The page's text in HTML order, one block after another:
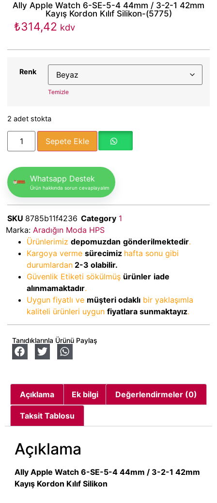
Ally Apple Watch 6-SE-5-4 44mm / 3-2-1 42mm
Kayış Kordon Kılıf Silikon-(5775)
₺314,42 kdv
Renk
Temizle
2 adet stokta
Sepete Ekle
Whatsapp Destek
Ürün hakkında sorun cevaplayalım
SKU 8785b11f4236 Category 1
Marka: Aradığın Moda HPS
Ürünlerimiz depomuzdan gönderilmektedir.
Kargoya verme sürecimiz hafta sonu gibi
durumlardan 2-3 olabilir.
Güvenlik Etiketi sökülmüş ürünler iade
alınmamaktadır.
Uygun fiyatlı ve müşteri odaklı bir yaklaşımla
kaliteli ürünleri uygun fiyatlara sunmaktayız.
Tanıdıklarınla Ürünü Paylaş
Açıklama Ek bilgi Değerlendirmeler (0)
Taksit Tablosu
Açıklama
Ally Apple Watch 6-SE-5-4 44mm / 3-2-1 42mm
Kayış Kordon Kılıf Silikon